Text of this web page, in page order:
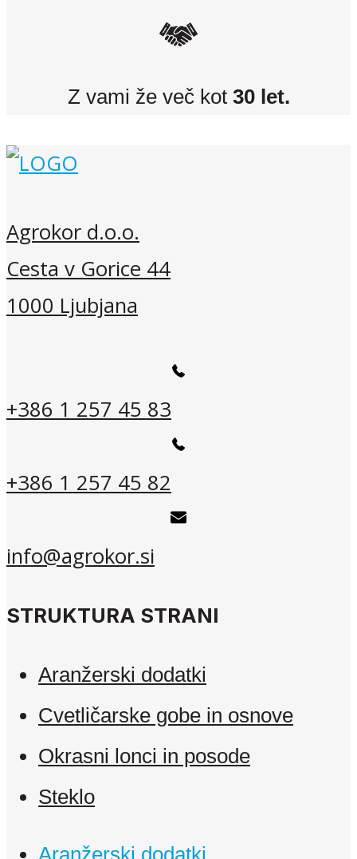
Z vami že več kot 30 let.
Agrokor d.o.o.
Cesta v Gorice 44
1000 Ljubjana
+386 1 257 45 83
+386 1 257 45 82
info@agrokor.si
STRUKTURA STRANI
Aranžerski dodatki
Cvetličarske gobe in osnove
Okrasni lonci in posode
Steklo
Aranžerski dodatki